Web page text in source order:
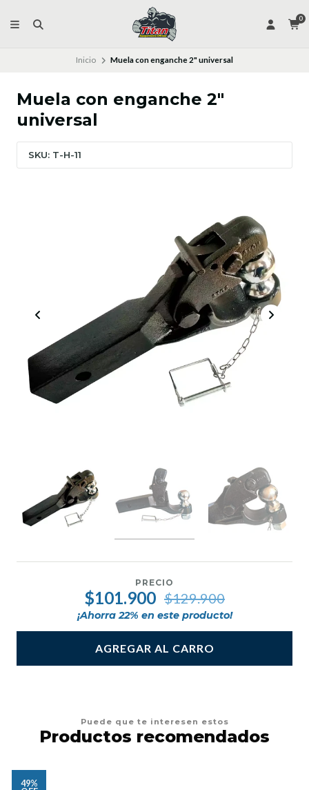
0
Inicio Muela con enganche 2" universal
Muela con enganche 2"
universal
SKU: T-H-11
PRECIO
$101.900 $129.900
¡Ahorra22% en este producto!
AGREGAR AL CARRO
Puede que te interesen estos
Productos recomendados
49%